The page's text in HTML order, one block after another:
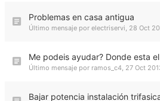
Problemas en casa antigua
Último mensaje por electriservi, 28 Oct
Me podeis ayudar? Donde esta
Último mensaje por ramos_c4, 27 Oct
Bajar potencia instalación